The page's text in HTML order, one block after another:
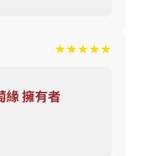
★★★★★
緣 擁有者